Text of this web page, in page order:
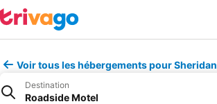
Voir tous les hébergements pour Sheridan
Destination
Roadside Motel